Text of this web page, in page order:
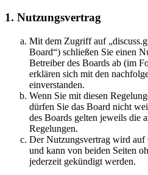
1. Nutzungsvertrag
Mit dem Zugriff auf
Board“) schließen Sie einen
Betreiber des Boards ab (im
erklären sich mit den
einverstanden.
Wenn Sie mit diesen
dürfen Sie das Board nicht
des Boards gelten jeweils die
Regelungen.
Der Nutzungsvertrag wird auf
und kann von beiden Seiten
jederzeit gekündigt werden.